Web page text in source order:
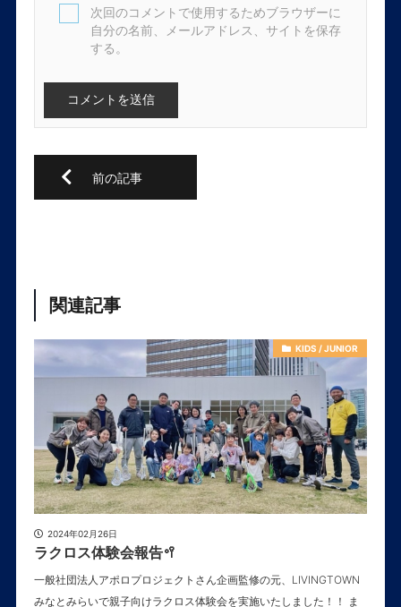
次回のコメントで使用するためブラウザーに
自分の名前、メールアドレス、サイトを保存
する。
関連記事
KIDS / JUNIOR
2024年02月26日
ラクロス体験会報告🥍
一般社団法人アポロプロジェクトさん企画監修の元、LIVINGTOWN
みなとみらいで親子向けラクロス体験会を実施いたしました！！ ま